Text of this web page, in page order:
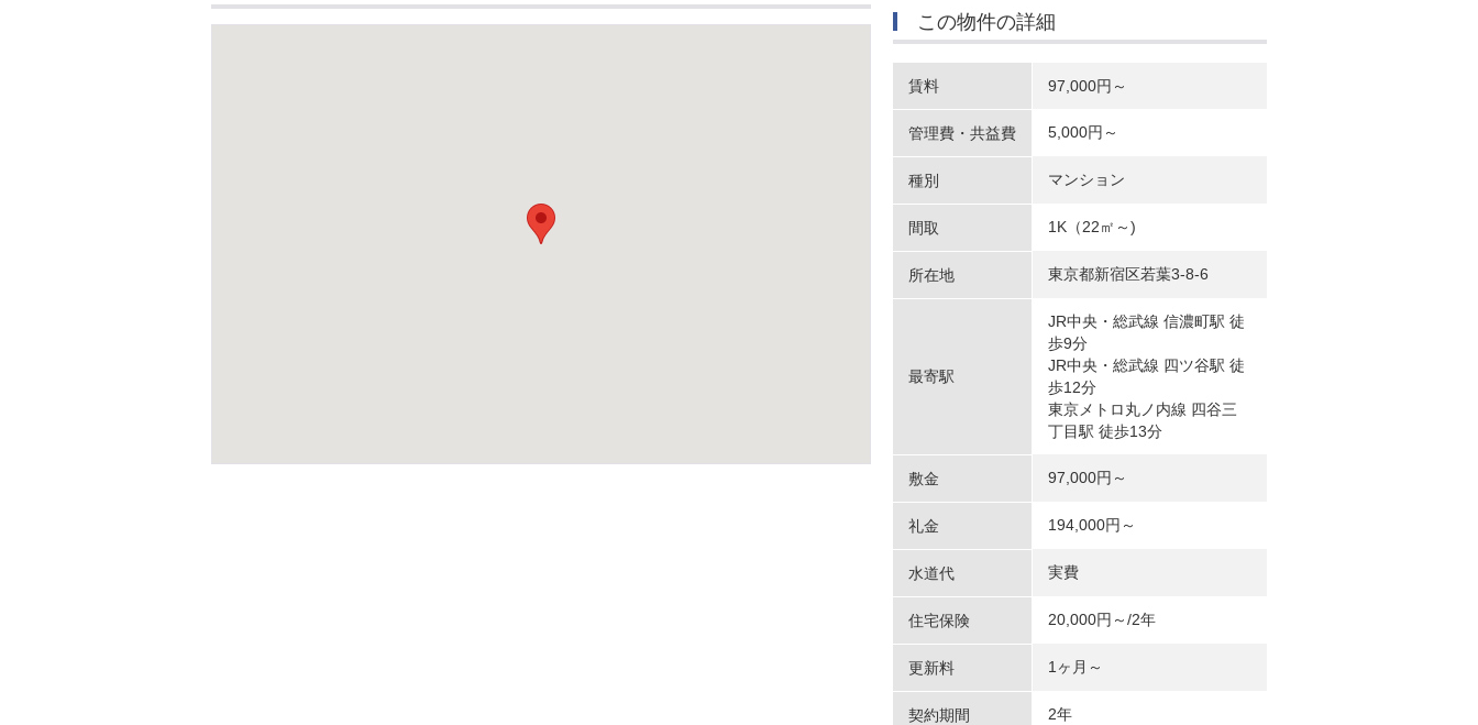
この物件の詳細
賃料 97,000円～
管理費・共益費 5,000円～
種別 マンション
間取 1K（22㎡～)
所在地 東京都新宿区若葉3-8-6
最寄駅
JR中央・総武線 信濃町駅 徒
歩9分
JR中央・総武線 四ツ谷駅 徒
歩12分
東京メトロ丸ノ内線 四谷三
丁目駅 徒歩13分
敷金 97,000円～
礼金 194,000円～
水道代 実費
住宅保険 20,000円～/2年
更新料 1ヶ月～
契約期間 2年